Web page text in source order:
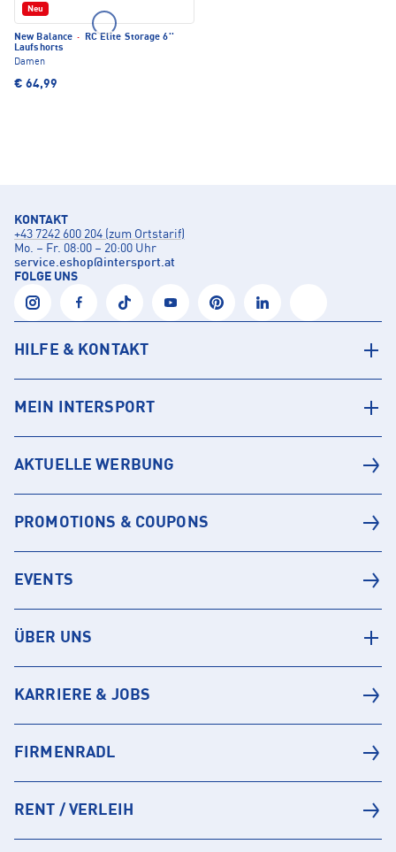
Neu
New Balance ·
RC Elite Storage 6''
Laufshorts
Damen
€ 64,99
KONTAKT
+43 7242 600 204 (zum Ortstarif)
Mo. – Fr. 08:00 – 20:00 Uhr
service.eshop@intersport.at
FOLGE UNS
HILFE & KONTAKT
MEIN INTERSPORT
AKTUELLE WERBUNG
PROMOTIONS & COUPONS
EVENTS
ÜBER UNS
KARRIERE & JOBS
FIRMENRADL
RENT / VERLEIH